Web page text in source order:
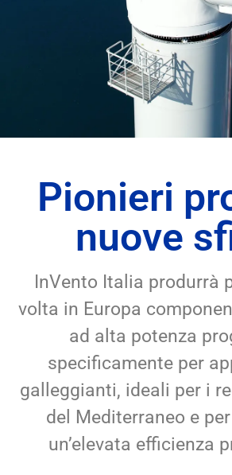
Pionieri
nuove
InVento Italia produrrà
volta in Europa
ad alta potenza
specificamente per
galleggianti, ideali per i
del Mediterraneo e
un’elevata efficienza